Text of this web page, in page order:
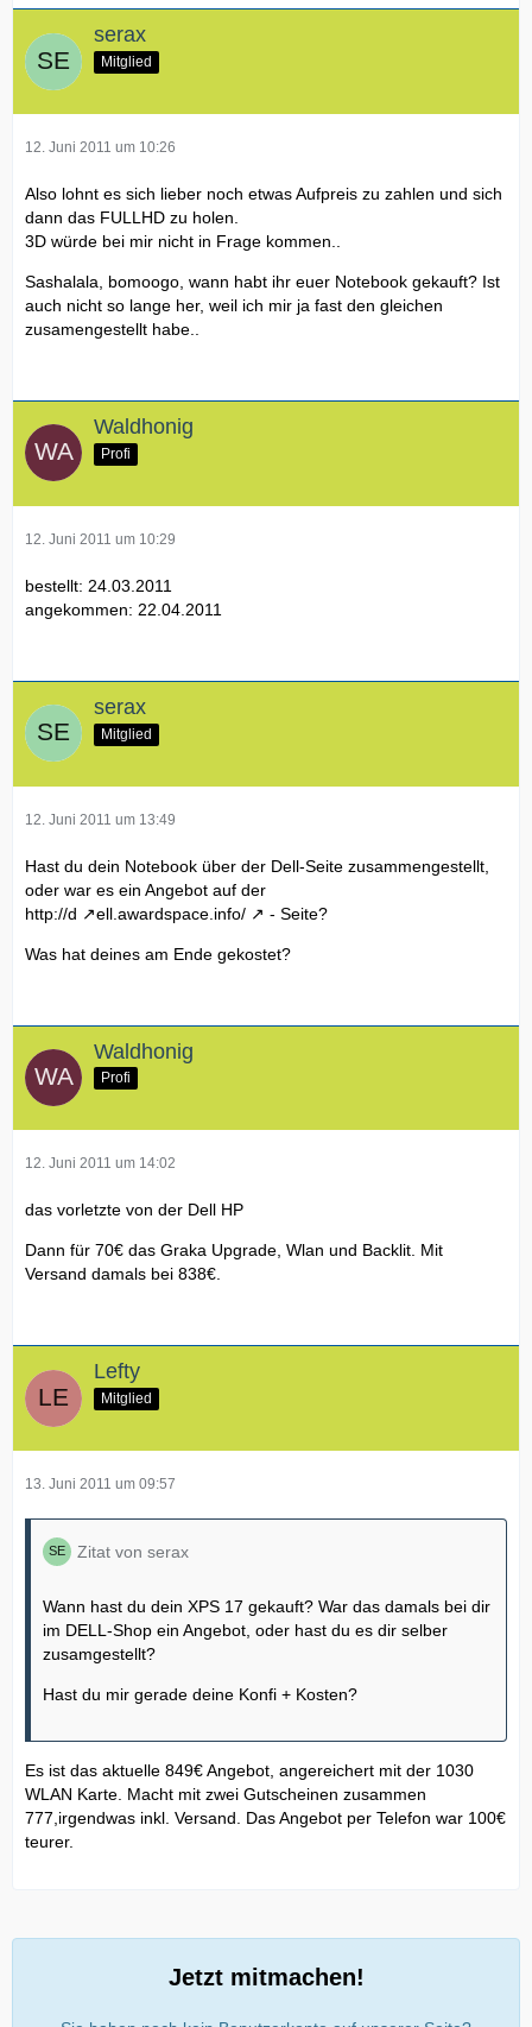
serax
Mitglied
12. Juni 2011 um 10:26
Also lohnt es sich lieber noch etwas Aufpreis zu zahlen und sich
dann das FULLHD zu holen.
3D würde bei mir nicht in Frage kommen..
Sashalala, bomoogo, wann habt ihr euer Notebook gekauft? Ist
auch nicht so lange her, weil ich mir ja fast den gleichen
zusamengestellt habe..
Waldhonig
Profi
12. Juni 2011 um 10:29
bestellt: 24.03.2011
angekommen: 22.04.2011
serax
Mitglied
12. Juni 2011 um 13:49
Hast du dein Notebook über der Dell-Seite zusammengestellt,
oder war es ein Angebot auf der
http://d
ell.awardspace.info/ - Seite?
Was hat deines am Ende gekostet?
Waldhonig
Profi
12. Juni 2011 um 14:02
das vorletzte von der Dell HP
Dann für 70€ das Graka Upgrade, Wlan und Backlit. Mit
Versand damals bei 838€.
Lefty
Mitglied
13. Juni 2011 um 09:57
Zitat von serax
Wann hast du dein XPS 17 gekauft? War das damals bei dir
im DELL-Shop ein Angebot, oder hast du es dir selber
zusamgestellt?
Hast du mir gerade deine Konfi + Kosten?
Es ist das aktuelle 849€ Angebot, angereichert mit der 1030
WLAN Karte. Macht mit zwei Gutscheinen zusammen
777,irgendwas inkl. Versand. Das Angebot per Telefon war 100€
teurer.
Jetzt mitmachen!